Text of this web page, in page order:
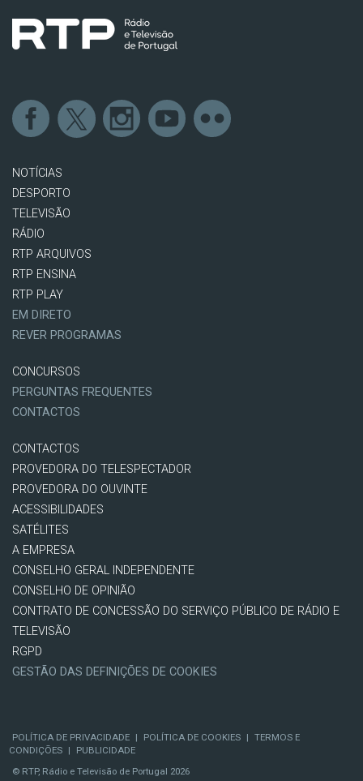
NOTÍCIAS
DESPORTO
TELEVISÃO
RÁDIO
RTP ARQUIVOS
RTP ENSINA
RTP PLAY
EM DIRETO
REVER PROGRAMAS
CONCURSOS
PERGUNTAS FREQUENTES
CONTACTOS
CONTACTOS
PROVEDORA DO TELESPECTADOR
PROVEDORA DO OUVINTE
ACESSIBILIDADES
SATÉLITES
A EMPRESA
CONSELHO GERAL INDEPENDENTE
CONSELHO DE OPINIÃO
CONTRATO DE CONCESSÃO DO SERVIÇO PÚBLICO DE RÁDIO E
TELEVISÃO
RGPD
GESTÃO DAS DEFINIÇÕES DE COOKIES
POLÍTICA DE PRIVACIDADE | POLÍTICA DE COOKIES | TERMOS E
CONDIÇÕES |
PUBLICIDADE
© RTP, Rádio e Televisão de Portugal 2026